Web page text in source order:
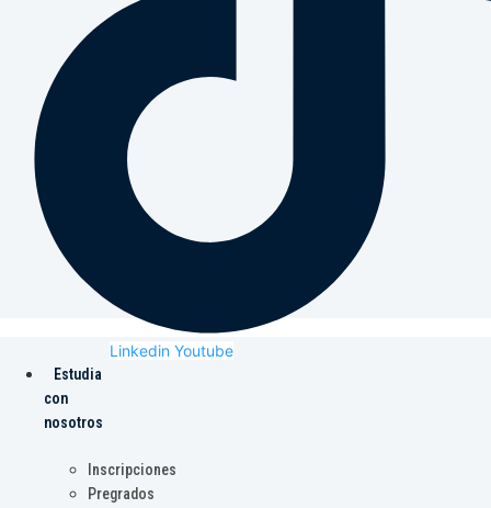
Linkedin Youtube
Estudia
con
nosotros
Inscripciones
Pregrados